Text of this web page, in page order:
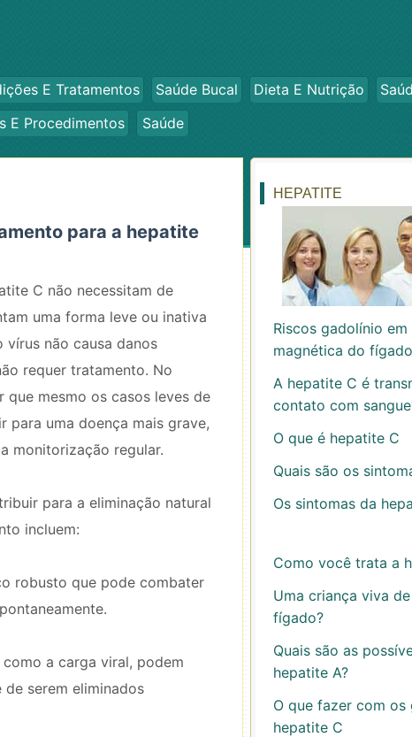
E Tratamentos Saúde Bucal Dieta E Nutrição
E Procedimentos Saúde
para a hepatite
C não necessitam de
uma forma leve ou inativa
vírus não causa danos
requer tratamento. No
mesmo os casos leves de
para uma doença mais grave,
monitorização regular.
para a eliminação natural
incluem:
robusto que pode combater
a carga viral, podem
serem eliminados
HEPATITE
Riscos gadolínio
magnética do fígado
A hepatite C é
contato com
O que é hepatite C
Quais são os
Os sintomas da
Como você trata a
Uma criança viva
fígado?
Quais são as
hepatite A?
O que fazer com os
hepatite C